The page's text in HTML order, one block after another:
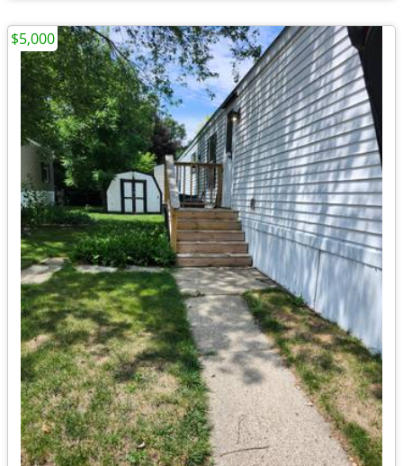
$5,000